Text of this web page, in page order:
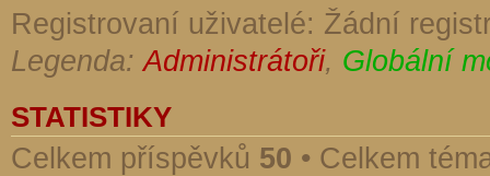
Registrovaní uživatelé: Žádní
Legenda:Administrátoři, Globální
STATISTIKY
Celkem příspěvků 50 • Celkem